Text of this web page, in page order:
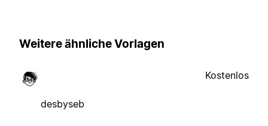
Weitere ähnliche Vorlagen
desbyseb
Kostenlos